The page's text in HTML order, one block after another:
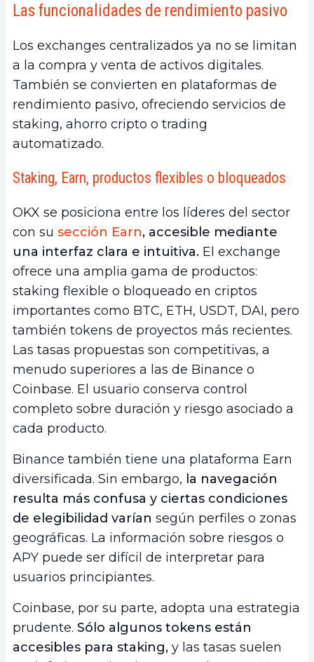
Las funcionalidades de rendimiento pasivo
Los exchanges centralizados ya no se limitan
a la compra y venta de activos digitales.
También se convierten en plataformas de
rendimiento pasivo, ofreciendo servicios de
staking, ahorro cripto o trading
automatizado.
Staking, Earn, productos flexibles o bloqueados
OKX se posiciona entre los líderes del sector
con su sección Earn, accesible mediante
una interfaz clara e intuitiva. El exchange
ofrece una amplia gama de productos:
staking flexible o bloqueado en criptos
importantes como BTC, ETH, USDT, DAI, pero
también tokens de proyectos más recientes.
Las tasas propuestas son competitivas, a
menudo superiores a las de Binance o
Coinbase. El usuario conserva control
completo sobre duración y riesgo asociado a
cada producto.
Binance también tiene una plataforma Earn
diversificada. Sin embargo, la navegación
resulta más confusa y ciertas condiciones
de elegibilidad varían según perfiles o zonas
geográficas. La información sobre riesgos o
APY puede ser difícil de interpretar para
usuarios principiantes.
Coinbase, por su parte, adopta una estrategia
prudente. Sólo algunos tokens están
accesibles para staking, y las tasas suelen